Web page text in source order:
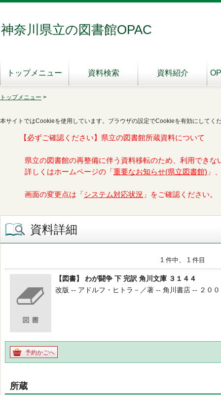
神奈川県立の図書館OPAC
トップメニュー 資料検索 資料紹介
トップメニュー >
本サイトではCookieを使用しています。ブラウザの設定でCookieを有効にしてく
【必ずご確認ください】県立の図書館所蔵資料について
県立の図書館の再整備に伴う資料移転のため、利用できな
詳しくはホームページの「 重要なお知らせ(県立図書館) 」
画面の変更点は「 システム対応状況 」をご確認ください。
資料詳細
1 件中、 1 件目
【図書】 わが闘争 下 完訳 角川文庫 ３１４４
改版 -- アドルフ・ヒトラ－／著 -- 角川書店 -- ２０
予約かごへ
所蔵